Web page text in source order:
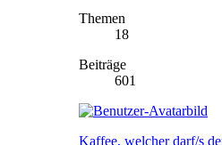
Themen
18
Beiträge
601
Kaffee, welcher darf/s